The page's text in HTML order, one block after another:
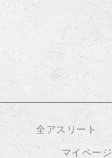
全アスリート
マイページ